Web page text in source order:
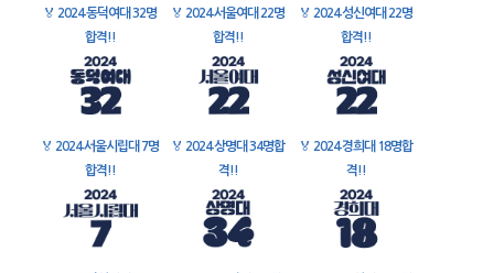
🏅 2024 동덕여대 32명
합격!!
🏅 2024 서울여대 22명
합격!!
🏅 2024 성신여대 22명
합격!!
🏅 2024 서울시립대 7명
합격!!
🏅 2024 상명대 34명합
격!!
🏅 2024 경희대 18명합
격!!